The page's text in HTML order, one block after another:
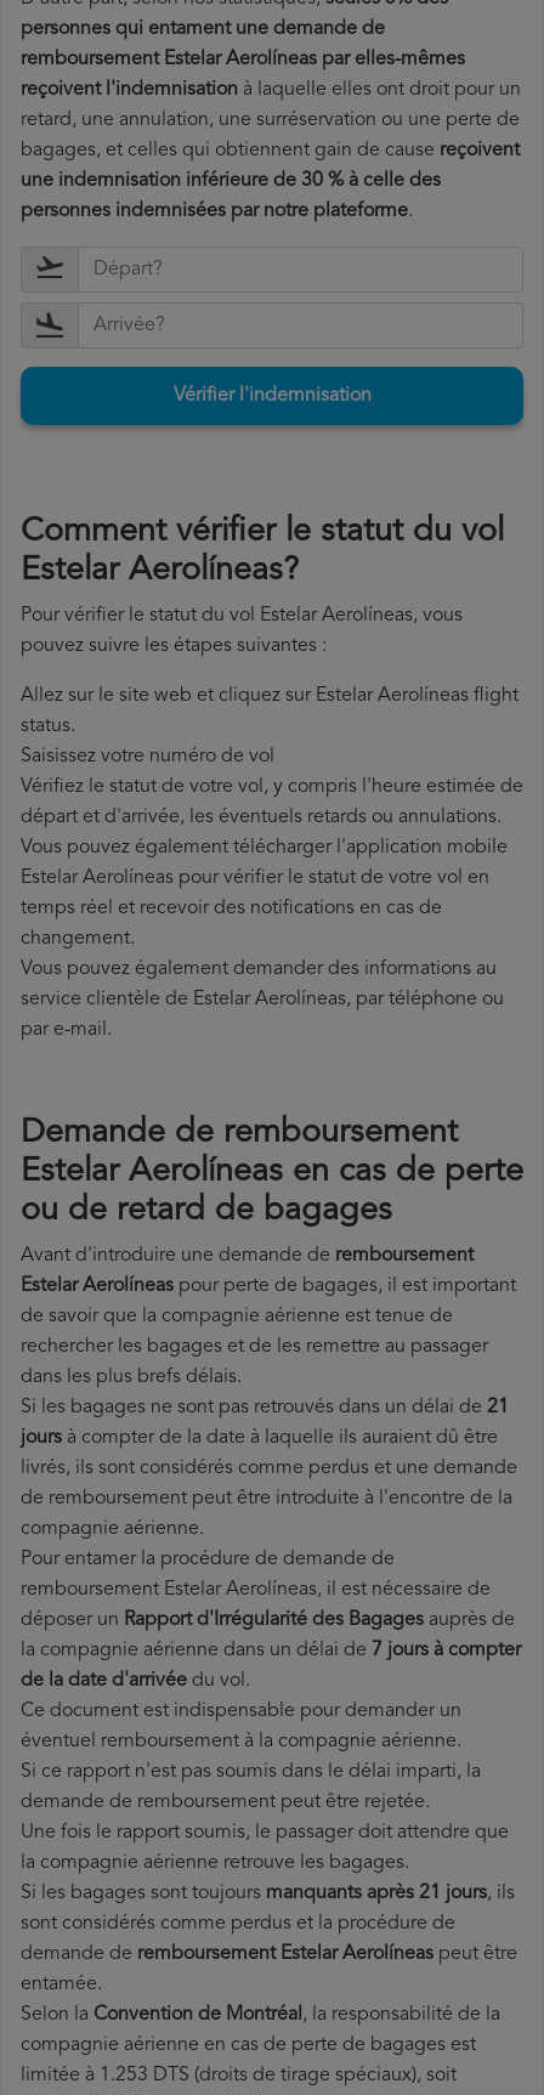
personnes qui entament une demande de
remboursement Estelar Aerolíneas par elles-mêmes
reçoivent l'indemnisation à laquelle elles ont droit pour un
retard, une annulation, une surréservation ou une perte de
bagages, et celles qui obtiennent gain de cause reçoivent
une indemnisation inférieure de 30 % à celle des
personnes indemnisées par notre plateforme.
Vérifier l'indemnisation
Comment vérifier le statut du vol
Estelar Aerolíneas?
Pour vérifier le statut du vol Estelar Aerolíneas, vous
pouvez suivre les étapes suivantes :
Allez sur le site web et cliquez sur Estelar Aerolíneas flight
status.
Saisissez votre numéro de vol
Vérifiez le statut de votre vol, y compris l'heure estimée de
départ et d'arrivée, les éventuels retards ou annulations.
Vous pouvez également télécharger l'application mobile
Estelar Aerolíneas pour vérifier le statut de votre vol en
temps réel et recevoir des notifications en cas de
changement.
Vous pouvez également demander des informations au
service clientèle de Estelar Aerolíneas, par téléphone ou
par e-mail.
Demande de remboursement
Estelar Aerolíneas en cas de perte
ou de retard de bagages
Avant d'introduire une demande de remboursement
Estelar Aerolíneas pour perte de bagages, il est important
de savoir que la compagnie aérienne est tenue de
rechercher les bagages et de les remettre au passager
dans les plus brefs délais.
Si les bagages ne sont pas retrouvés dans un délai de 21
jours à compter de la date à laquelle ils auraient dû être
livrés, ils sont considérés comme perdus et une demande
de remboursement peut être introduite à l'encontre de la
compagnie aérienne.
Pour entamer la procédure de demande de
remboursement Estelar Aerolíneas, il est nécessaire de
déposer un Rapport d'Irrégularité des Bagages auprès de
la compagnie aérienne dans un délai de 7 jours à compter
de la date d'arrivée du vol.
Ce document est indispensable pour demander un
éventuel remboursement à la compagnie aérienne.
Si ce rapport n'est pas soumis dans le délai imparti, la
demande de remboursement peut être rejetée.
Une fois le rapport soumis, le passager doit attendre que
la compagnie aérienne retrouve les bagages.
Si les bagages sont toujours manquants après 21 jours, ils
sont considérés comme perdus et la procédure de
demande de remboursement Estelar Aerolíneas peut être
entamée.
Selon la Convention de Montréal, la responsabilité de la
compagnie aérienne en cas de perte de bagages est
limitée à 1.253 DTS (droits de tirage spéciaux), soit